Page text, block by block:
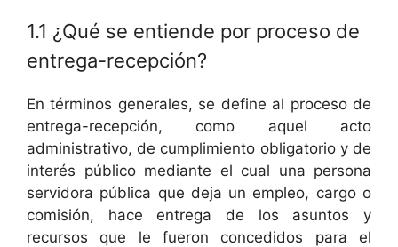
1.1 ¿Qué se entiende por proceso de
entrega-recepción?
En términos generales, se define al proceso de
entrega-recepción, como aquel acto
administrativo, de cumplimiento obligatorio y de
interés público mediante el cual una persona
servidora pública que deja un empleo, cargo o
comisión, hace entrega de los asuntos y
recursos que le fueron concedidos para el